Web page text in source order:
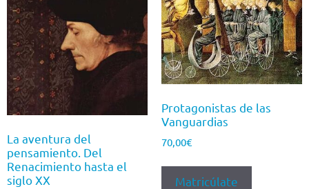
La aventura del
pensamiento. Del
Renacimiento hasta el
siglo XX
Protagonistas de las
Vanguardias
70,00€
Matricúlate